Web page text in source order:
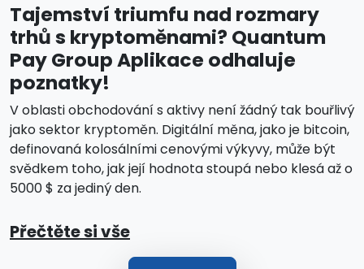
Tajemství triumfu nad rozmary
trhů s kryptoměnami? Quantum
Pay Group Aplikace odhaluje
poznatky!
V oblasti obchodování s aktivy není žádný tak bouřlivý
jako sektor kryptoměn. Digitální měna, jako je bitcoin,
definovaná kolosálními cenovými výkyvy, může být
svědkem toho, jak její hodnota stoupá nebo klesá až o
5000 $ za jediný den.
Přečtěte si vše